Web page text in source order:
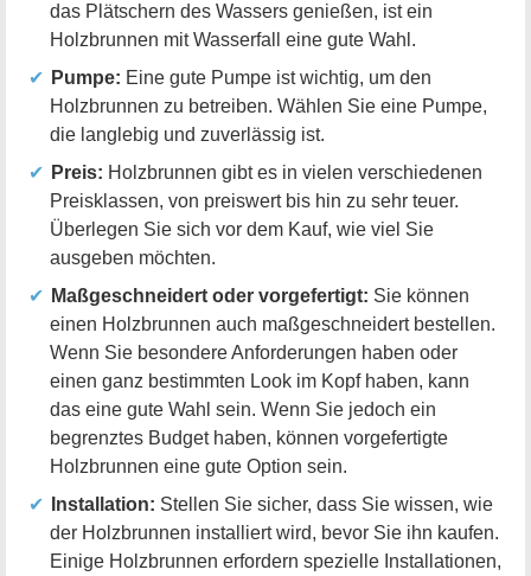
das Plätschern des Wassers genießen, ist ein
Holzbrunnen mit Wasserfall eine gute Wahl.
Pumpe: Eine gute Pumpe ist wichtig, um den
Holzbrunnen zu betreiben. Wählen Sie eine Pumpe,
die langlebig und zuverlässig ist.
Preis: Holzbrunnen gibt es in vielen verschiedenen
Preisklassen, von preiswert bis hin zu sehr teuer.
Überlegen Sie sich vor dem Kauf, wie viel Sie
ausgeben möchten.
Maßgeschneidert oder vorgefertigt: Sie können
einen Holzbrunnen auch maßgeschneidert bestellen.
Wenn Sie besondere Anforderungen haben oder
einen ganz bestimmten Look im Kopf haben, kann
das eine gute Wahl sein. Wenn Sie jedoch ein
begrenztes Budget haben, können vorgefertigte
Holzbrunnen eine gute Option sein.
Installation: Stellen Sie sicher, dass Sie wissen, wie
der Holzbrunnen installiert wird, bevor Sie ihn kaufen.
Einige Holzbrunnen erfordern spezielle Installationen,